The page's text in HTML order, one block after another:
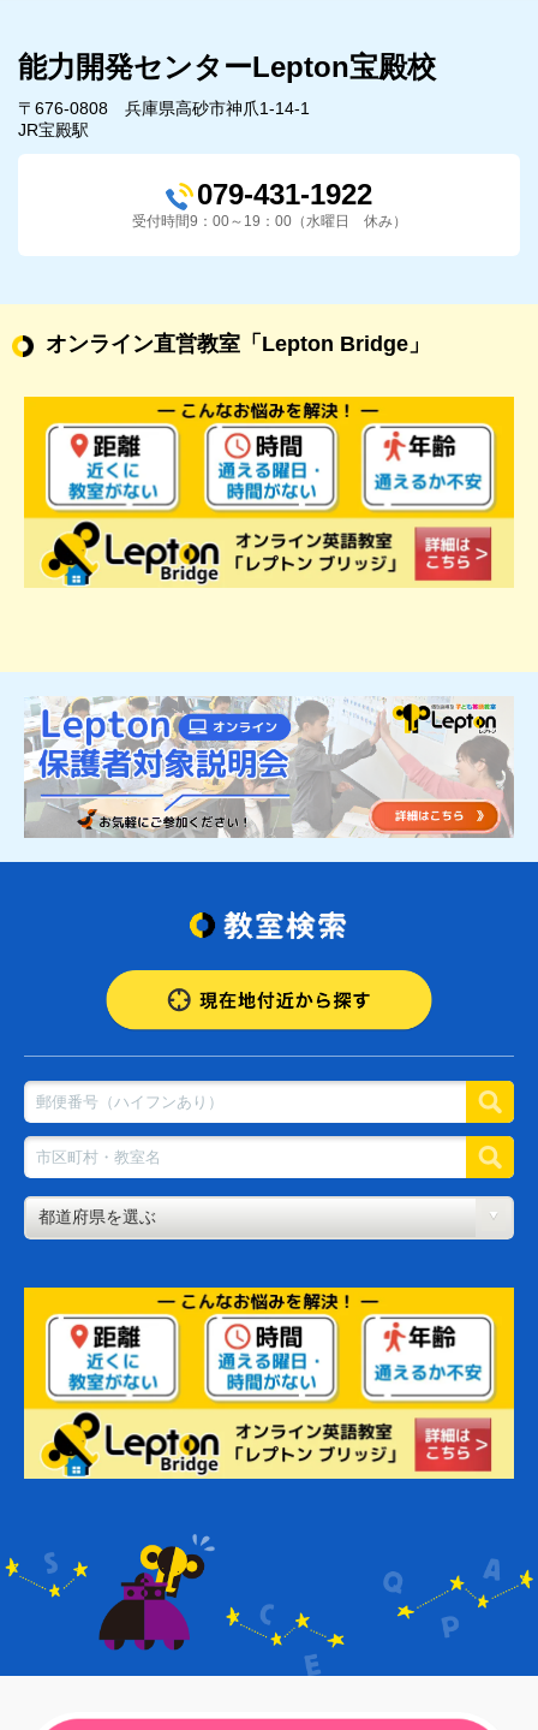
能力開発センターLepton宝殿校
〒676-0808 兵庫県高砂市神爪1-14-1
JR宝殿駅
079-431-1922
受付時間9：00～19：00（水曜日 休み）
オンライン直営教室 「Lepton Bridge」